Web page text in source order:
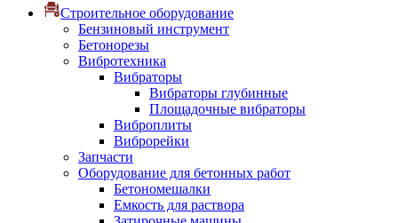
Строительное оборудование
Бензиновый инструмент
Бетонорезы
Вибротехника
Вибраторы
Вибраторы глубинные
Площадочные вибраторы
Виброплиты
Виброрейки
Запчасти
Оборудование для бетонных работ
Бетономешалки
Емкость для раствора